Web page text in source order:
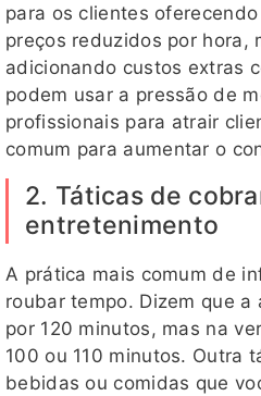
para os clientes
preços reduzidos por hora,
adicionando custos extras
podem usar a pressão de
profissionais para atrair
comum para aumentar o
2. Táticas de
entretenimento
A prática mais comum de
roubar tempo. Dizem que a
por 120 minutos, mas na
100 ou 110 minutos. Outra
bebidas ou comidas que